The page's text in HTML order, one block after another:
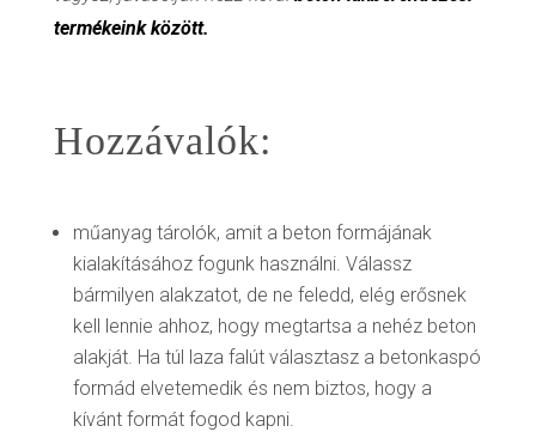
termékeink között.
Hozzávalók:
műanyag tárolók, amit a beton formájának
kialakításához fogunk használni. Válassz
bármilyen alakzatot, de ne feledd, elég erősnek
kell lennie ahhoz, hogy megtartsa a nehéz beton
alakját. Ha túl laza falút választasz a betonkaspó
formád elvetemedik és nem biztos, hogy a
kívánt formát fogod kapni.